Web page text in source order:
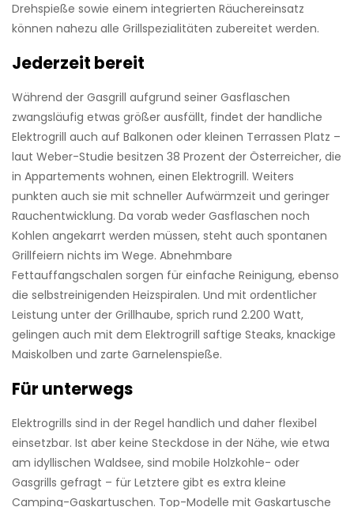
Drehspieße sowie einem integrierten Räuchereinsatz
können nahezu alle Grillspezialitäten zubereitet werden.
Jederzeit bereit
Während der Gasgrill aufgrund seiner Gasflaschen
zwangsläufig etwas größer ausfällt, findet der handliche
Elektrogrill auch auf Balkonen oder kleinen Terrassen Platz –
laut Weber-Studie besitzen 38 Prozent der Österreicher, die
in Appartements wohnen, einen Elektrogrill. Weiters
punkten auch sie mit schneller Aufwärmzeit und geringer
Rauchentwicklung. Da vorab weder Gasflaschen noch
Kohlen angekarrt werden müssen, steht auch spontanen
Grillfeiern nichts im Wege. Abnehmbare
Fettauffangschalen sorgen für einfache Reinigung, ebenso
die selbstreinigenden Heizspiralen. Und mit ordentlicher
Leistung unter der Grillhaube, sprich rund 2.200 Watt,
gelingen auch mit dem Elektrogrill saftige Steaks, knackige
Maiskolben und ­zarte Garnelenspieße.
Für unterwegs
Elektrogrills sind in der Regel handlich und daher flexibel
einsetzbar. Ist aber keine Steckdose in der Nähe, wie etwa
am idyllischen Waldsee, sind mobile Holzkohle- oder
Gasgrills gefragt – für Letztere gibt es extra kleine
Camping-Gaskartuschen. Top-Modelle mit Gaskartusche